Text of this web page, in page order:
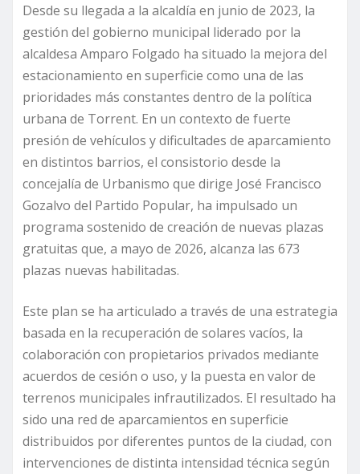
Desde su llegada a la alcaldía en junio de 2023, la
gestión del gobierno municipal liderado por la
alcaldesa Amparo Folgado ha situado la mejora del
estacionamiento en superficie como una de las
prioridades más constantes dentro de la política
urbana de Torrent. En un contexto de fuerte
presión de vehículos y dificultades de aparcamiento
en distintos barrios, el consistorio desde la
concejalía de Urbanismo que dirige José Francisco
Gozalvo del Partido Popular, ha impulsado un
programa sostenido de creación de nuevas plazas
gratuitas que, a mayo de 2026, alcanza las 673
plazas nuevas habilitadas.
Este plan se ha articulado a través de una estrategia
basada en la recuperación de solares vacíos, la
colaboración con propietarios privados mediante
acuerdos de cesión o uso, y la puesta en valor de
terrenos municipales infrautilizados. El resultado ha
sido una red de aparcamientos en superficie
distribuidos por diferentes puntos de la ciudad, con
intervenciones de distinta intensidad técnica según